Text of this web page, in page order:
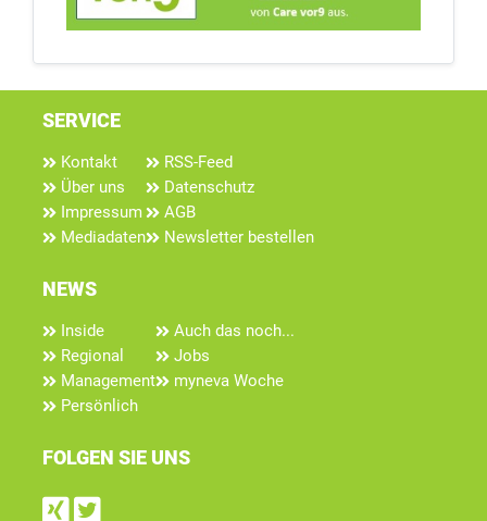
SERVICE
Kontakt
Über uns
Impressum
Mediadaten
RSS-Feed
Datenschutz
AGB
Newsletter bestellen
NEWS
Inside
Regional
Management
Persönlich
Auch das noch...
Jobs
myneva Woche
FOLGEN SIE UNS
Find us on Xing
Follow us on Twitter